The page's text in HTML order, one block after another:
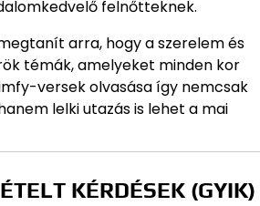
felnőtteknek.
arra, hogy a szerelem és
témák, amelyeket minden kor
versek olvasása így nemcsak
lelki utazás is lehet a mai
KÉRDÉSEK (GYIK)